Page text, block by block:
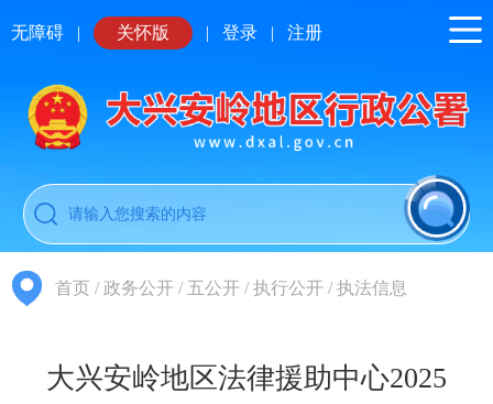
无障碍 | 关怀版 | 登录 | 注册
首页 /政务公开 / 五公开 /执行公开 /执法信息
大兴安岭地区法律援助中心2025